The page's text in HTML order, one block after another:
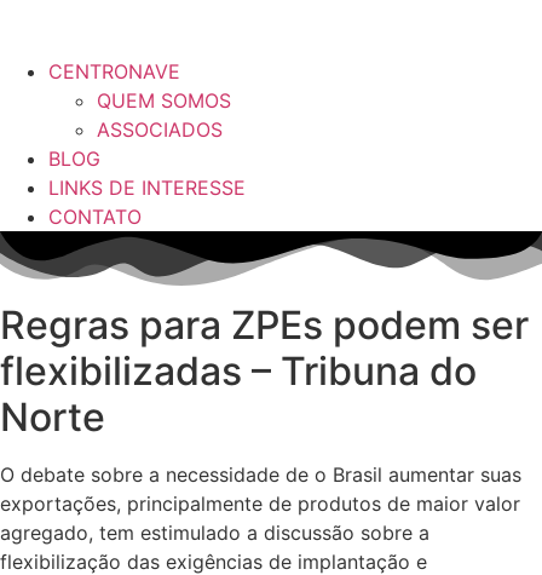
CENTRONAVE
QUEM SOMOS
ASSOCIADOS
BLOG
LINKS DE INTERESSE
CONTATO
Regras para ZPEs podem ser
flexibilizadas – Tribuna do
Norte
O debate sobre a necessidade de o Brasil aumentar suas
exportações, principalmente de produtos de maior valor
agregado, tem estimulado a discussão sobre a
flexibilização das exigências de implantação e